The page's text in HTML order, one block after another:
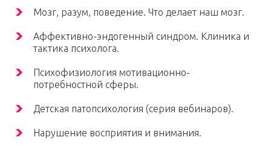
Мозг, разум, поведение. Что делает наш мозг.
Аффективно-эндогенный синдром. Клиника и
тактика психолога.
Психофизиология мотивационно-
потребностной сферы.
Детская патопсихология (серия вебинаров).
Нарушение восприятия и внимания.